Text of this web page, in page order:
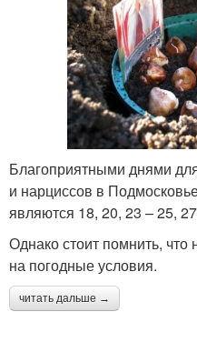
Благоприятными днями
и нарциссов в
являются 18, 20, 23 – 25,
Однако стоит помнить,
на погодные условия.
читать дальше →